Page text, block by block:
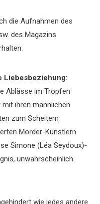
die Aufnahmen des
des Magazins
Liebesbeziehung:
Ablässe im Tropfen
ihren männlichen
zum Scheitern
Mörder-Künstlern
Simone (Léa Seydoux)-
unwahrscheinlich
wie jedes andere